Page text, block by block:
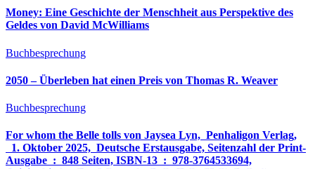
Money: Eine Geschichte der Menschheit aus Perspektive des
Geldes von David McWilliams
Buchbesprechung
2050 – Überleben hat einen Preis von Thomas R. Weaver
Buchbesprechung
For whom the Belle tolls von Jaysea Lyn, ‎ Penhaligon Verlag,
‎ 1. Oktober 2025, ‎ Deutsche Erstausgabe, Seitenzahl der Print-
Ausgabe ‏ : ‎ 848 Seiten, ISBN-13 ‏ : ‎ 978-3764533694,